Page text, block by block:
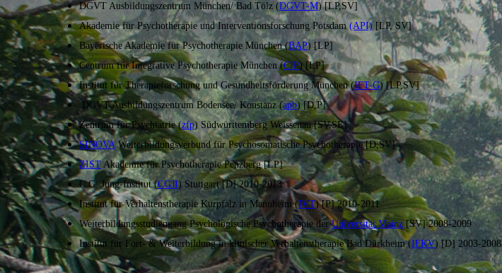
DGVT Ausbildungszentrum München/ Bad Tölz (DGVT-M) [LP,SV]
Akademie für Psychotherapie und Interventionsforschung Potsdam(API) [LP, SV]
Bayerische Akademie für Psychotherapie München (BAP) [LP]
Centrum für Integrative Psychotherapie München (CIP) [LP]
Institut für Therapieforschung und Gesundheitsförderung München (IFT-G) [LP,SV]
DGVT Ausbildungszentrum Bodensee/ Konstanz (apb) [D,P]
Zentrum für Psychiatrie (zfp) Südwürttemberg Weissenau [SV,SE]
SINOVAWeiterbildungsverbund für Psychosomatische Psychotherapie [D,SV]
ZISTAkademie für Psychotherapie Penzberg [LP]
C.G. Jung-Institut (CGJI) Stuttgart [D] 2010-2013
Institut für Verhaltenstherapie Kurpfalz in Mannheim (IVT) [P] 2010-2011
Weiterbildungsstudiengang Psychologische Psychotherapie derUniversität Mainz [SV] 2008-2009
Institut für Fort- & Weiterbildung in klinischer Verhaltenstherapie Bad Dürkheim (IFKV) [D] 2003-2008